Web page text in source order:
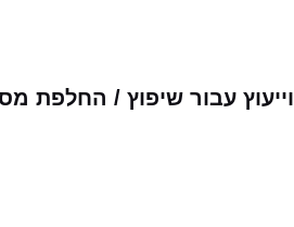
עבור שיפוץ / החלפת